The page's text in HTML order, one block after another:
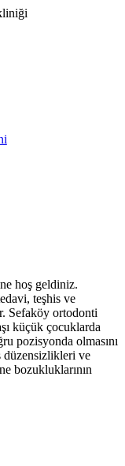
hoş geldiniz.
teşhis ve
Sefaköy ortodonti
küçük çocuklarda
pozisyonda olmasını
düzensizlikleri ve
bozukluklarının